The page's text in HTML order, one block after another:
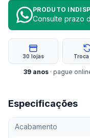
Especificações
Acabamento
PRODUTO
Consulte prazo
30 lojas
39 anos · pague